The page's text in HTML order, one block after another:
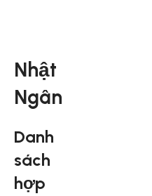
Nhật
Ngân
Danh
sách
hợp